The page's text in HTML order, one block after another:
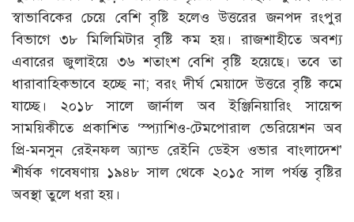
স্বাভাবিকের চেয়ে বেশি বৃষ্টি হলেও উত্তরের জনপদ রংপুর
বিভাগে ৩৮ মিলিমিটার বৃষ্টি কম হয়। রাজশাহীতে অবশ্য
এবারের জুলাইয়ে ৩৬ শতাংশ বেশি বৃষ্টি হয়েছে। তবে তা
ধারাবাহিকভাবে হচ্ছে না; বরং দীর্ঘ মেয়াদে উত্তরে বৃষ্টি কমে
যাচ্ছে। ২০১৮ সালে জার্নাল অব ইঞ্জিনিয়ারিং সায়েন্স
সাময়িকীতে প্রকাশিত ‘স্প্যাশিও-টেমপোরাল ভেরিয়েশন অব
প্রি-মনসুন রেইনফল অ্যান্ড রেইনি ডেইস ওভার বাংলাদেশ’
শীর্ষক গবেষণায় ১৯৪৮ সাল থেকে ২০১৫ সাল পর্যন্ত বৃষ্টির
অবস্থা তুলে ধরা হয়।